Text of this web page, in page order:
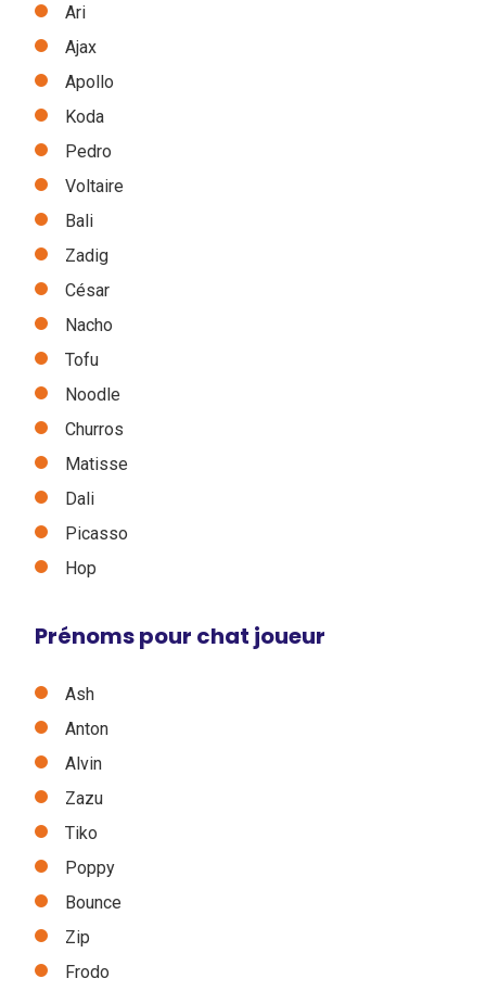
Ari
Ajax
Apollo
Koda
Pedro
Voltaire
Bali
Zadig
César
Nacho
Tofu
Noodle
Churros
Matisse
Dali
Picasso
Hop
Prénoms pour chat joueur
Ash
Anton
Alvin
Zazu
Tiko
Poppy
Bounce
Zip
Frodo